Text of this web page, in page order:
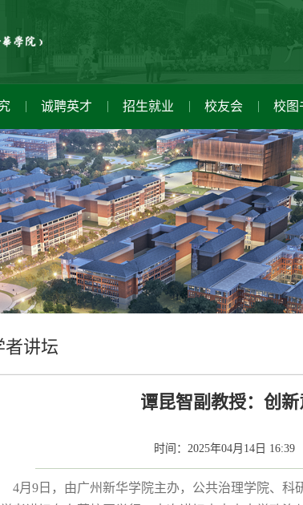
校领导 校长致辞 校徽校旗 学校校训
能部门 直属单位
研动态 产学研用 科研机构
诚聘英才 招生就业
业信息
校友会
闻公告 校友捐献 校友风采 资料下载
校图
图书馆概况 读者服务 数字资源
学者讲坛 家长讲坛 学子讲坛 青年
党建
康教育咨询中心 信息公开网 招标采购中心
者讲坛
谭昆智副教授：创
时间：2025年04月14日
4月9日，由广州新华学院主办，公共治理学院、科